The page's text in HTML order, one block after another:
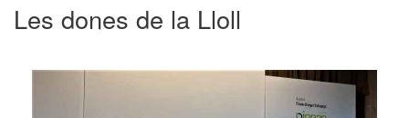
Les dones de la Lloll